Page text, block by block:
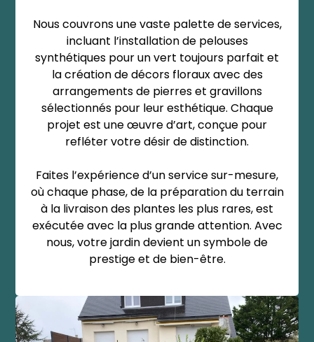
Nous couvrons une vaste palette de services,
incluant l’installation de pelouses
synthétiques pour un vert toujours parfait et
la création de décors floraux avec des
arrangements de pierres et gravillons
sélectionnés pour leur esthétique. Chaque
projet est une œuvre d’art, conçue pour
refléter votre désir de distinction.
Faites l’expérience d’un service sur-mesure,
où chaque phase, de la préparation du terrain
à la livraison des plantes les plus rares, est
exécutée avec la plus grande attention. Avec
nous, votre jardin devient un symbole de
prestige et de bien-être.